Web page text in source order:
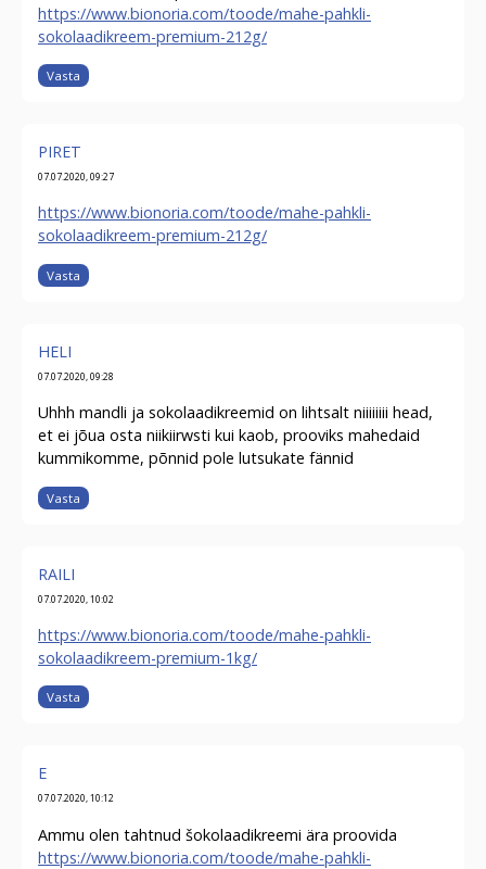
https://www.bionoria.com/toode/mahe-pahkli-
sokolaadikreem-premium-212g/
Vasta
PIRET
07.07.2020, 09:27
https://www.bionoria.com/toode/mahe-pahkli-
sokolaadikreem-premium-212g/
Vasta
HELI
07.07.2020, 09:28
Uhhh mandli ja sokolaadikreemid on lihtsalt niiiiiiii head,
et ei jõua osta niikiirwsti kui kaob, prooviks mahedaid
kummikomme, põnnid pole lutsukate fännid
Vasta
RAILI
07.07.2020, 10:02
https://www.bionoria.com/toode/mahe-pahkli-
sokolaadikreem-premium-1kg/
Vasta
E
07.07.2020, 10:12
Ammu olen tahtnud šokolaadikreemi ära proovida
https://www.bionoria.com/toode/mahe-pahkli-